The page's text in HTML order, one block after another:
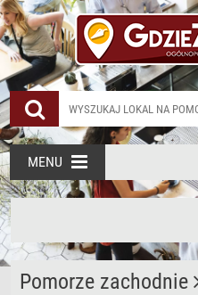
MENU
Pomorze zachodnie